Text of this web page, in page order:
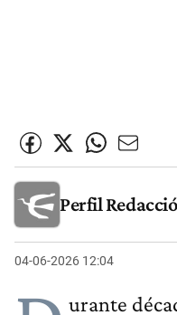
Perfil
04-06-2026 12:04
urante